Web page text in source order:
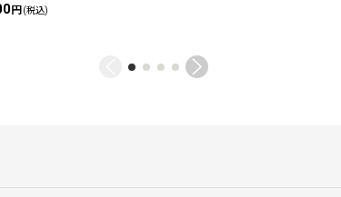
円 (税込)